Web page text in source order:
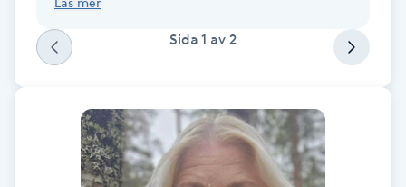
Extensions
Extensions borttagning
Eyeliner-tatuering
omhändertagen genom hela sessionen. Hennes
och följa processen. Återkommer garanterat för
fler behandlingar.
Sida 1 av 2